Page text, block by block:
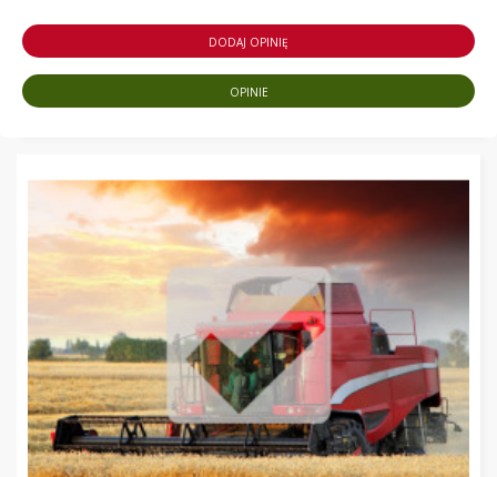
DODAJ OPINIĘ
OPINIE